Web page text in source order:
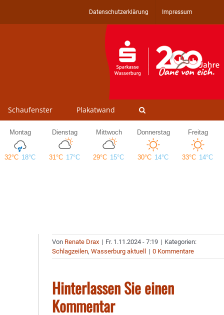
Datenschutzerklärung Impressum
Schaufenster Plakatwand
Von Renate Drax | Fr. 1.11.2024 - 7:19 | Kategorien:
Schlagzeilen,Wasserburg aktuell | 0 Kommentare
Hinterlassen Sie einen
Kommentar